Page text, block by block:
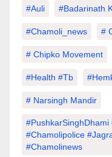
#auli #Badarinath
#chamoli_news #
# Chipko Movement
#Health #tb
# Narsingh Mandir
#chamolipolice
#chamolinews